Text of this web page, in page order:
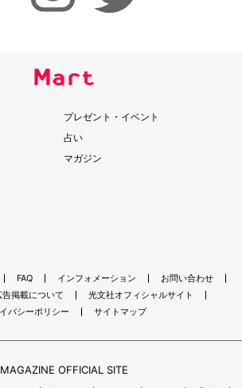
プレゼント・イベント
占い
マガジン
FAQ インフォメーション
お問い合わせ
告掲載について
光文社オフィシャルサイト
バシーポリシー
サイトマップ
MAGAZINE OFFICIAL SITE